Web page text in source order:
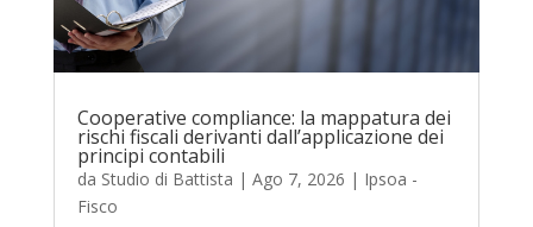
Cooperative compliance: la mappatura dei
rischi fiscali derivanti dall’applicazione dei
principi contabili
da Studio di Battista | Ago 7, 2026 | Ipsoa -
Fisco